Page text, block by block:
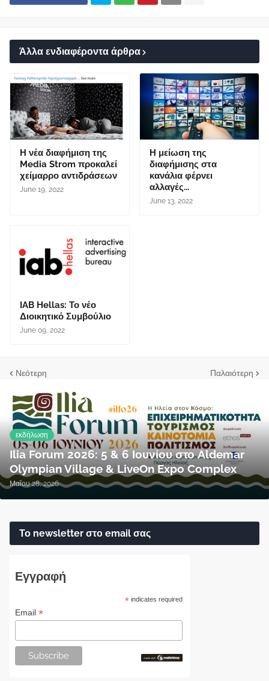
Άλλα ενδιαφέροντα άρθρα
Η νέα διαφήμιση της
Media Strom προκαλεί
χείμαρρο αντιδράσεων
June 19, 2022
Η μείωση της
διαφήμισης στα
κανάλια φέρνει
αλλαγές...
June 13, 2022
IAB Hellas: Το νέο
Διοικητικό Συμβούλιο
June 09, 2022
Νεότερη Παλαιότερη
εκδήλωση
Ilia Forum 2026: 5 & 6 Ιουνίου στο Aldemar
Olympian Village & LiveOn Expo Complex
Μαΐου 28, 2026
Το newsletter στο email σας
Εγγραφή
* indicates required
Email *